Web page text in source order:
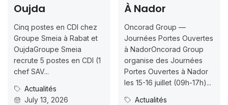
en CDI chez
à Rabat et
Smeia
en CDI (1
2026
Oncorad Group —
Journées Portes Ouvertes
à NadorOncorad Group
organise des Journées
Portes Ouvertes à Nador
les 15-16 juillet (09h-17h)...
07-18
Concours
07-